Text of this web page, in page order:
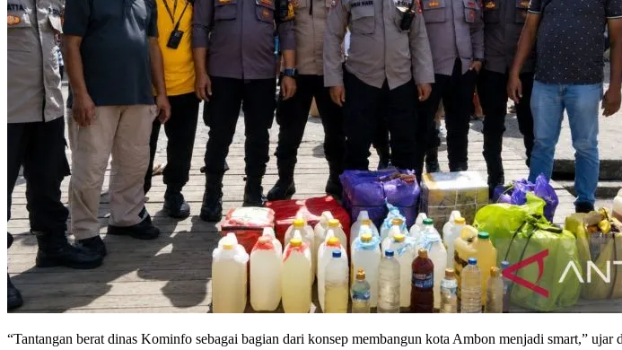
“Tantangan berat dinas Kominfo sebagai bagian dari konsep membangun kota Ambon menjadi smart,” ujar